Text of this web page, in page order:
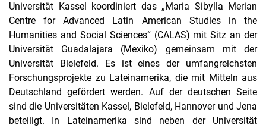
Universität Kassel koordiniert das „Maria Sibylla Merian
Centre for Advanced Latin American Studies in the
Humanities and Social Sciences“ (CALAS) mit Sitz an der
Universität Guadalajara (Mexiko) gemeinsam mit der
Universität Bielefeld. Es ist eines der umfangreichsten
Forschungsprojekte zu Lateinamerika, die mit Mitteln aus
Deutschland gefördert werden. Auf der deutschen Seite
sind die Universitäten Kassel, Bielefeld, Hannover und Jena
beteiligt. In Lateinamerika sind neben der Universität